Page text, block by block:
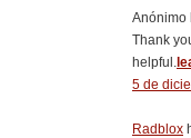
Anónimo
Thank
helpful.
5 de
Radblox